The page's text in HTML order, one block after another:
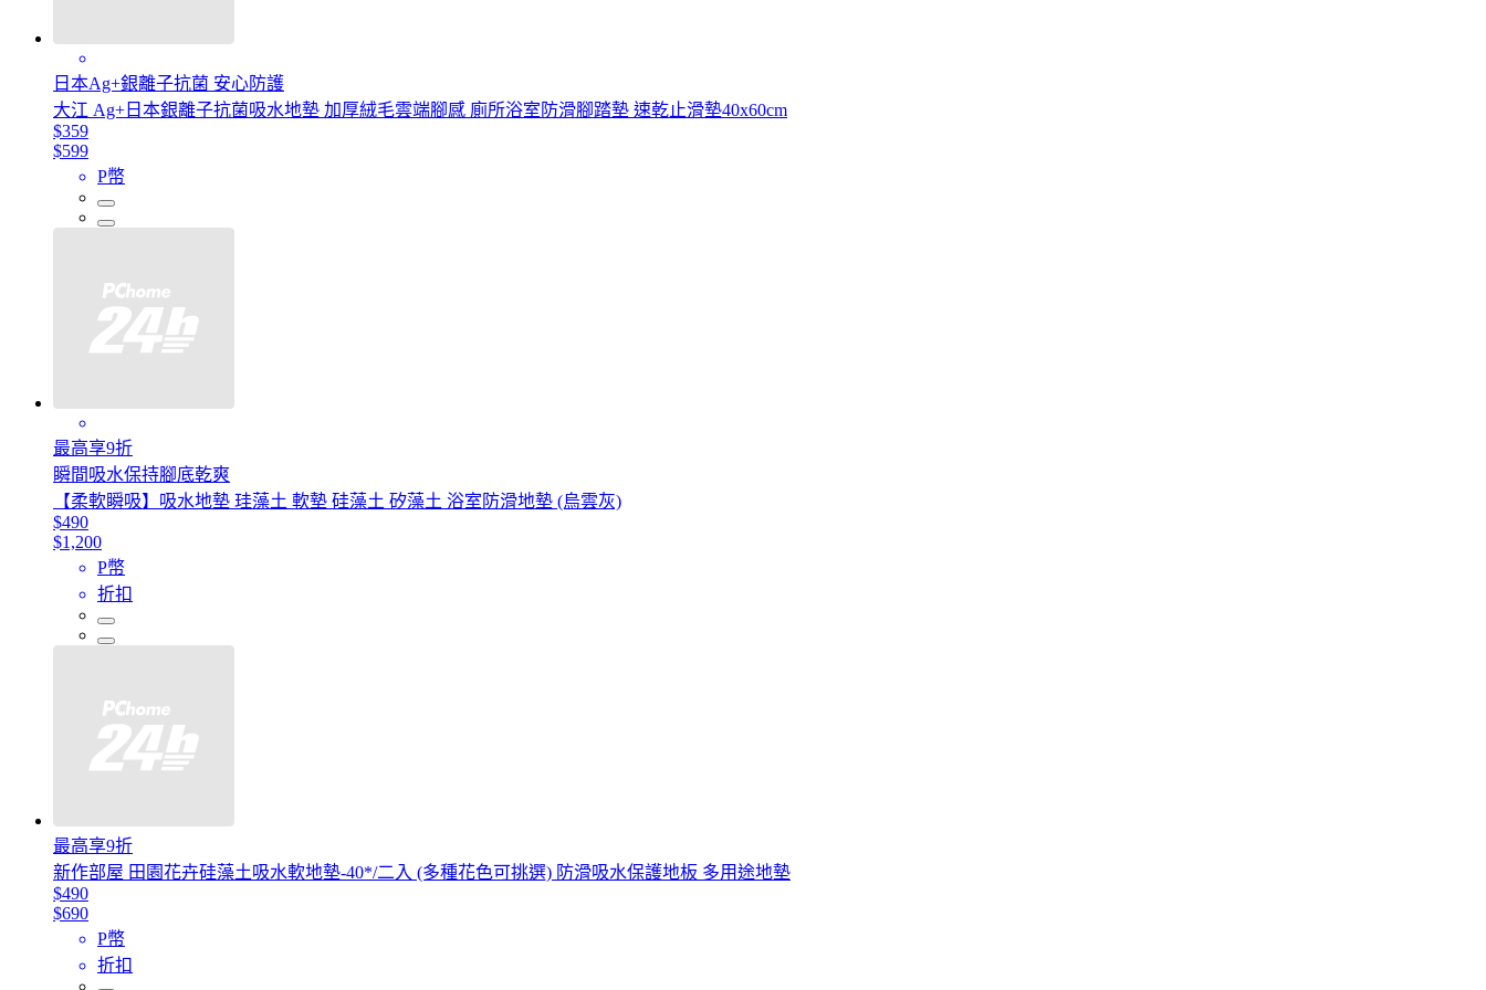
日本Ag+銀離子抗菌 安心防護
大江 Ag+日本銀離子抗菌吸水地墊 加厚絨毛雲端腳感 廁所浴室防滑腳踏墊 速乾止滑墊40x60cm
$359
$599
P幣
最高享9折
瞬間吸水保持腳底乾爽
【柔軟瞬吸】吸水地墊 珪藻土 軟墊 硅藻土 矽藻土 浴室防滑地墊 (烏雲灰)
$490
$1,200
P幣
折扣
最高享9折
新作部屋 田園花卉硅藻土吸水軟地墊-40*/二入 (多種花色可挑選) 防滑吸水保護地板 多用途地墊
$490
$690
P幣
折扣